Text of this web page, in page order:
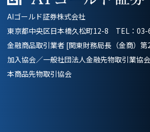
AIゴールド証券株式会社
東京都中央区日本橋久松町12-8 TEL： 03-
金融商品取引業者 [関東財務局長（金商）第
加入協会／一般社団法人金融先物取引業協
本商品先物取引協会